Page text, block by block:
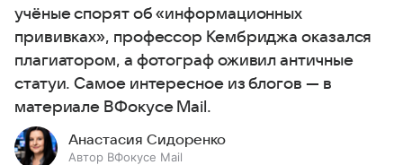
учёные спорят об «информационных
прививках», профессор Кембриджа оказался
плагиатором, а фотограф оживил античные
статуи. Самое интересное из блогов — в
материале ВФокусе Mail.
Анастасия Сидоренко
Автор ВФокусе Mail